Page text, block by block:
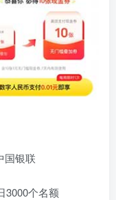
国银联
3000个名额